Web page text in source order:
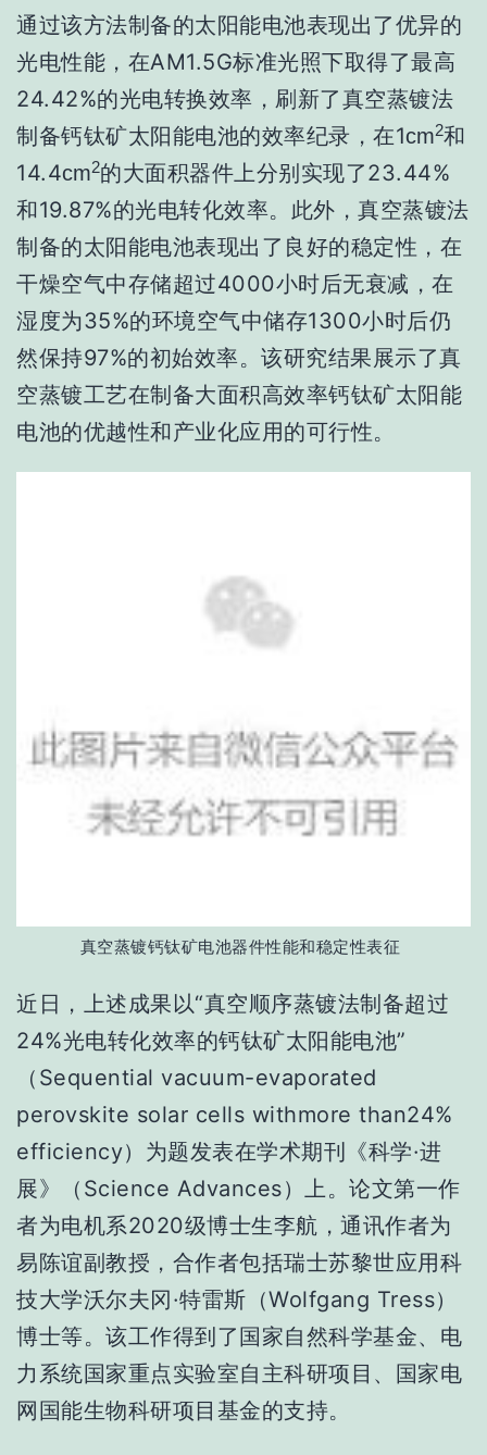
通过该方法制备的太阳能电池表现出了优异的
光电性能，在AM1.5G标准光照下取得了最高
24.42%的光电转换效率，刷新了真空蒸镀法
制备钙钛矿太阳能电池的效率纪录，在1cm2和
14.4cm2的大面积器件上分别实现了23.44%
和19.87%的光电转化效率。此外，真空蒸镀法
制备的太阳能电池表现出了良好的稳定性，在
干燥空气中存储超过4000小时后无衰减，在
湿度为35%的环境空气中储存1300小时后仍
然保持97%的初始效率。该研究结果展示了真
空蒸镀工艺在制备大面积高效率钙钛矿太阳能
电池的优越性和产业化应用的可行性。
真空蒸镀钙钛矿电池器件性能和稳定性表征
近日，上述成果以“真空顺序蒸镀法制备超过
24%光电转化效率的钙钛矿太阳能电池”
（Sequential vacuum-evaporated
perovskite solar cells withmore than24%
efficiency）为题发表在学术期刊《科学·进
展》（Science Advances）上。论文第一作
者为电机系2020级博士生李航，通讯作者为
易陈谊副教授，合作者包括瑞士苏黎世应用科
技大学沃尔夫冈·特雷斯（Wolfgang Tress）
博士等。该工作得到了国家自然科学基金、电
力系统国家重点实验室自主科研项目、国家电
网国能生物科研项目基金的支持。